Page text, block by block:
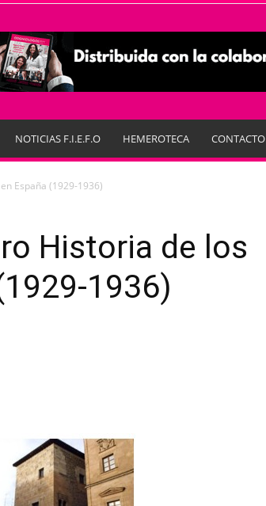
NOTICIAS F.I.E.F.O HEMEROTECA CONTACTO
España (1929-1936)
Historia de los
1936)